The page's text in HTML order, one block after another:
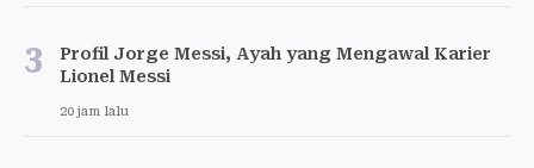
3
Profil Jorge Messi, Ayah yang Mengawal Karier
Lionel Messi
20 jam lalu